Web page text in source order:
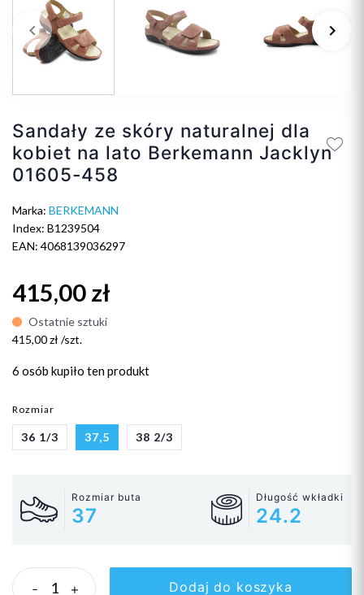
Poprzedni
keyboard_arrow_left keyboard_arrow_right
Sandały ze skóry naturalnej dla
kobiet na lato Berkemann Jacklyn
01605-458
Marka: BERKEMANN
Index: B1239504
EAN: 4068139036297
415,00 zł
Ostatnie sztuki
415,00 zł /szt.
6 osób kupiło ten produkt
Rozmiar
36 1/3 37,5 38 2/3
Rozmiar buta
37
Długość wkładki
24.2
- + Dodaj do koszyka